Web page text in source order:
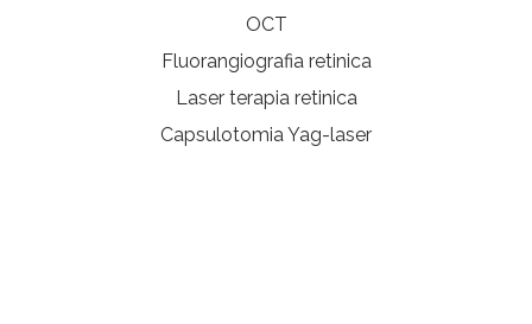
OCT
Fluorangiografia retinica
Laser terapia retinica
Capsulotomia Yag-laser